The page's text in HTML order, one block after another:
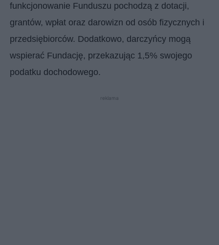
funkcjonowanie Funduszu pochodzą z dotacji,
grantów, wpłat oraz darowizn od osób fizycznych i
przedsiębiorców. Dodatkowo, darczyńcy mogą
wspierać Fundację, przekazując 1,5% swojego
podatku dochodowego.
reklama